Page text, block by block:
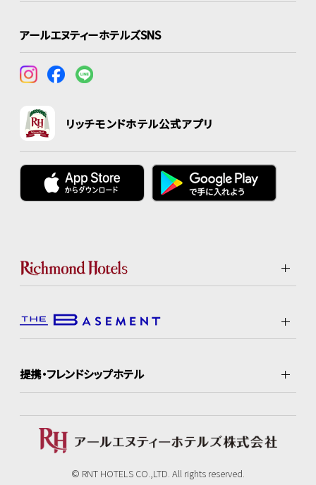
アールエヌティーホテルズSNS
リッチモンドホテル公式アプリ
提携・フレンドシップホテル
© RNT HOTELS CO.,LTD. All rights reserved.